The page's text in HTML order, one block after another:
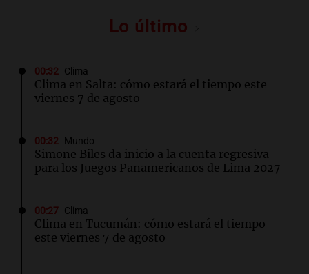
Lo último
00:32 Clima
Clima en Salta: cómo estará el tiempo este
viernes 7 de agosto
00:32 Mundo
Simone Biles da inicio a la cuenta regresiva
para los Juegos Panamericanos de Lima 2027
00:27 Clima
Clima en Tucumán: cómo estará el tiempo
este viernes 7 de agosto